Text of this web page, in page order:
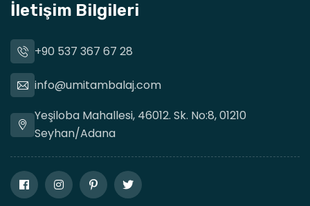
İletişim Bilgileri
+90 537 367 67 28
info@umitambalaj.com
Yeşiloba Mahallesi, 46012. Sk. No:8, 01210
Seyhan/Adana